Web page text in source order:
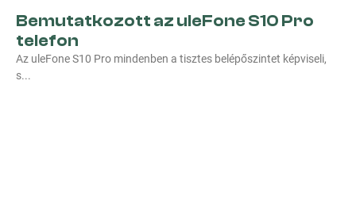
Bemutatkozott az uleFone S10 Pro
telefon
Az uleFone S10 Pro mindenben a tisztes belépőszintet képviseli,
s